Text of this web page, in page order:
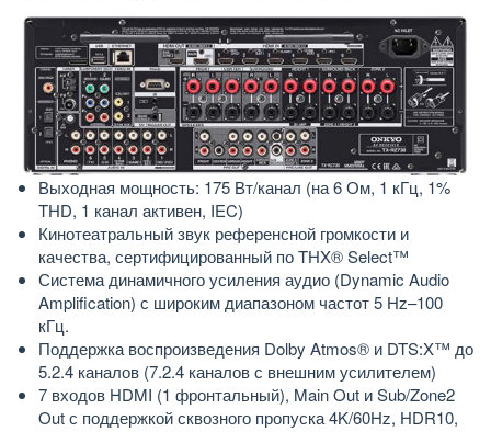
Выходная мощность: 175 Вт/канал (на 6 Ом, 1 кГц, 1%
THD, 1 канал активен, IEC)
Кинотеатральный звук референсной громкости и
качества, сертифицированный по THX® Select™
Система динамичного усиления аудио (Dynamic Audio
Amplification) с широким диапазоном частот 5 Hz–100
кГц.
Поддержка воспроизведения Dolby Atmos® и DTS:X™ до
5.2.4 каналов (7.2.4 каналов с внешним усилителем)
7 входов HDMI (1 фронтальный), Main Out и Sub/Zone2
Out с поддержкой сквозного пропуска 4K/60Hz, HDR10,